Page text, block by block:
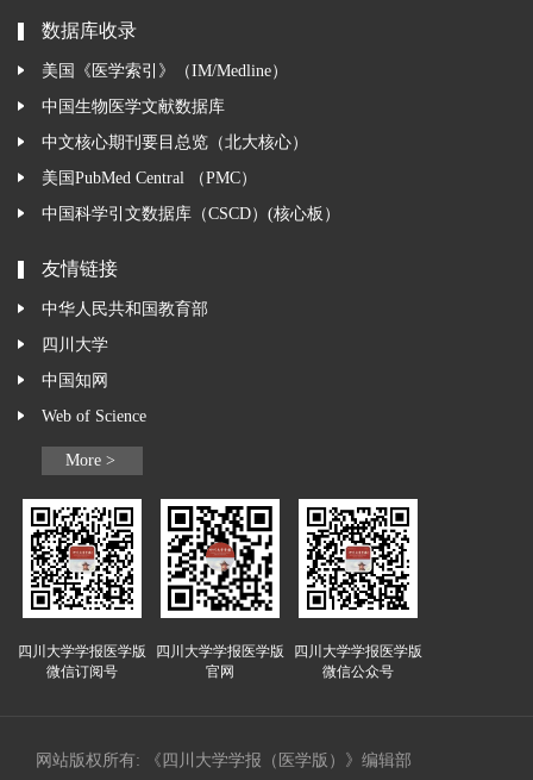
数据库收录
美国《医学索引》（IM/Medline）
中国生物医学文献数据库
中文核心期刊要目总览（北大核心）
美国PubMed Central （PMC）
中国科学引文数据库（CSCD）(核心板）
友情链接
中华人民共和国教育部
四川大学
中国知网
Web of Science
More >
四川大学学报医学版
微信订阅号
四川大学学报医学版
官网
四川大学学报医学版
微信公众号
网站版权所有: 《四川大学学报（医学版）》编辑部